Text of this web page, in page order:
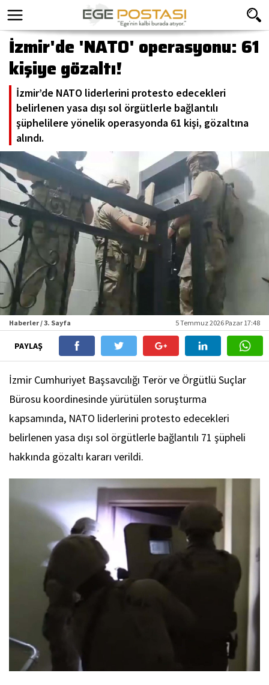
İzmir'de 'NATO' operasyonu: 61
kişiye gözaltı!
İzmir’de NATO liderlerini protesto edecekleri
belirlenen yasa dışı sol örgütlerle bağlantılı
şüphelilere yönelik operasyonda 61 kişi, gözaltına
alındı.
Haberler / 3. Sayfa 5 Temmuz 2026 Pazar 17:48
PAYLAŞ
İzmir Cumhuriyet Başsavcılığı Terör ve Örgütlü Suçlar
Bürosu koordinesinde yürütülen soruşturma
kapsamında, NATO liderlerini protesto edecekleri
belirlenen yasa dışı sol örgütlerle bağlantılı 71 şüpheli
hakkında gözaltı kararı verildi.